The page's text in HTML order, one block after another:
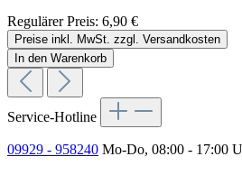
Regulärer Preis: 6,90 €
Preise inkl. MwSt. zzgl. Versandkosten
In den Warenkorb
Service-Hotline
09929 - 958240 Mo-Do, 08:00 - 17:00